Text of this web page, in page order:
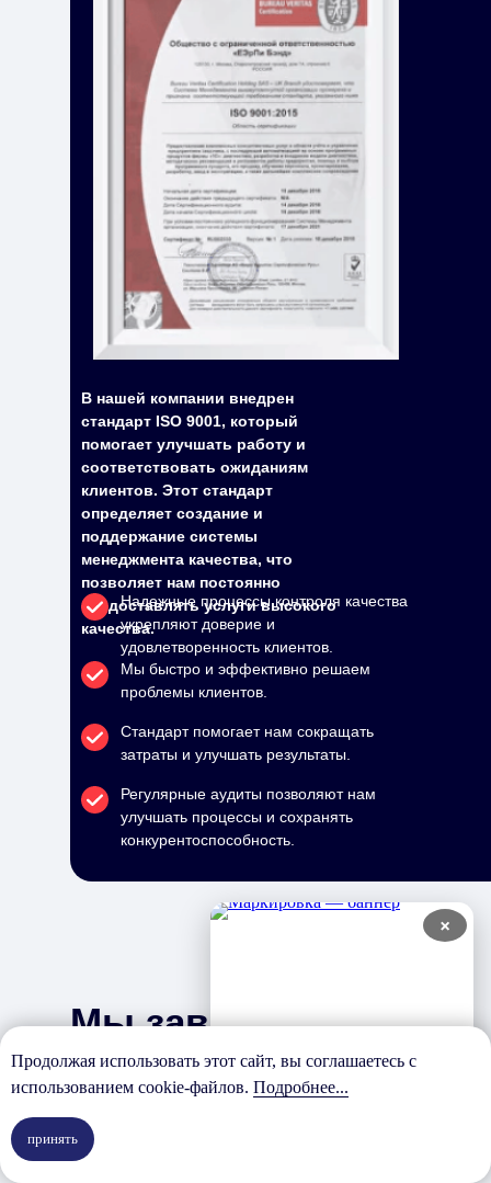
В нашей компании внедрен
стандарт ISO 9001, который
помогает улучшать работу и
соответствовать ожиданиям
клиентов. Этот стандарт
определяет создание и
поддержание системы
менеджмента качества, что
позволяет нам постоянно
предоставлять услуги высокого
качества.
Надежные процессы контроля качества
укрепляют доверие и
удовлетворенность клиентов.
Мы быстро и эффективно решаем
проблемы клиентов.
Стандарт помогает нам сокращать
затраты и улучшать результаты.
Регулярные аудиты позволяют нам
улучшать процессы и сохранять
конкурентоспособность.
Мы завершили
100% проектов
внедрения
Продолжая использовать этот сайт, вы соглашаетесь с
использованием cookie-файлов. Подробнее...
принять
×